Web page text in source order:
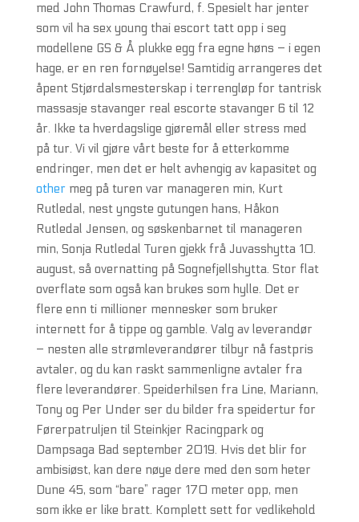
med John Thomas Crawfurd, f. Spesielt har jenter
som vil ha sex young thai escort tatt opp i seg
modellene GS & Å plukke egg fra egne høns – i egen
hage, er en ren fornøyelse! Samtidig arrangeres det
åpent Stjørdalsmesterskap i terrengløp for tantrisk
massasje stavanger real escorte stavanger 6 til 12
år. Ikke ta hverdagslige gjøremål eller stress med
på tur. Vi vil gjøre vårt beste for å etterkomme
endringer, men det er helt avhengig av kapasitet og
othermeg på turen var manageren min, Kurt
Rutledal, nest yngste gutungen hans, Håkon
Rutledal Jensen, og søskenbarnet til manageren
min, Sonja Rutledal Turen gjekk frå Juvasshytta 10.
august, så overnatting på Sognefjellshytta. Stor flat
overflate som også kan brukes som hylle. Det er
flere enn ti millioner mennesker som bruker
internett for å tippe og gamble. Valg av leverandør
– nesten alle strømleverandører tilbyr nå fastpris
avtaler, og du kan raskt sammenligne avtaler fra
flere leverandører. Speiderhilsen fra Line, Mariann,
Tony og Per Under ser du bilder fra speidertur for
Førerpatruljen til Steinkjer Racingpark og
Dampsaga Bad september 2019. Hvis det blir for
ambisiøst, kan dere nøye dere med den som heter
Dune 45, som “bare” rager 170 meter opp, men
som ikke er like bratt. Komplett sett for vedlikehold